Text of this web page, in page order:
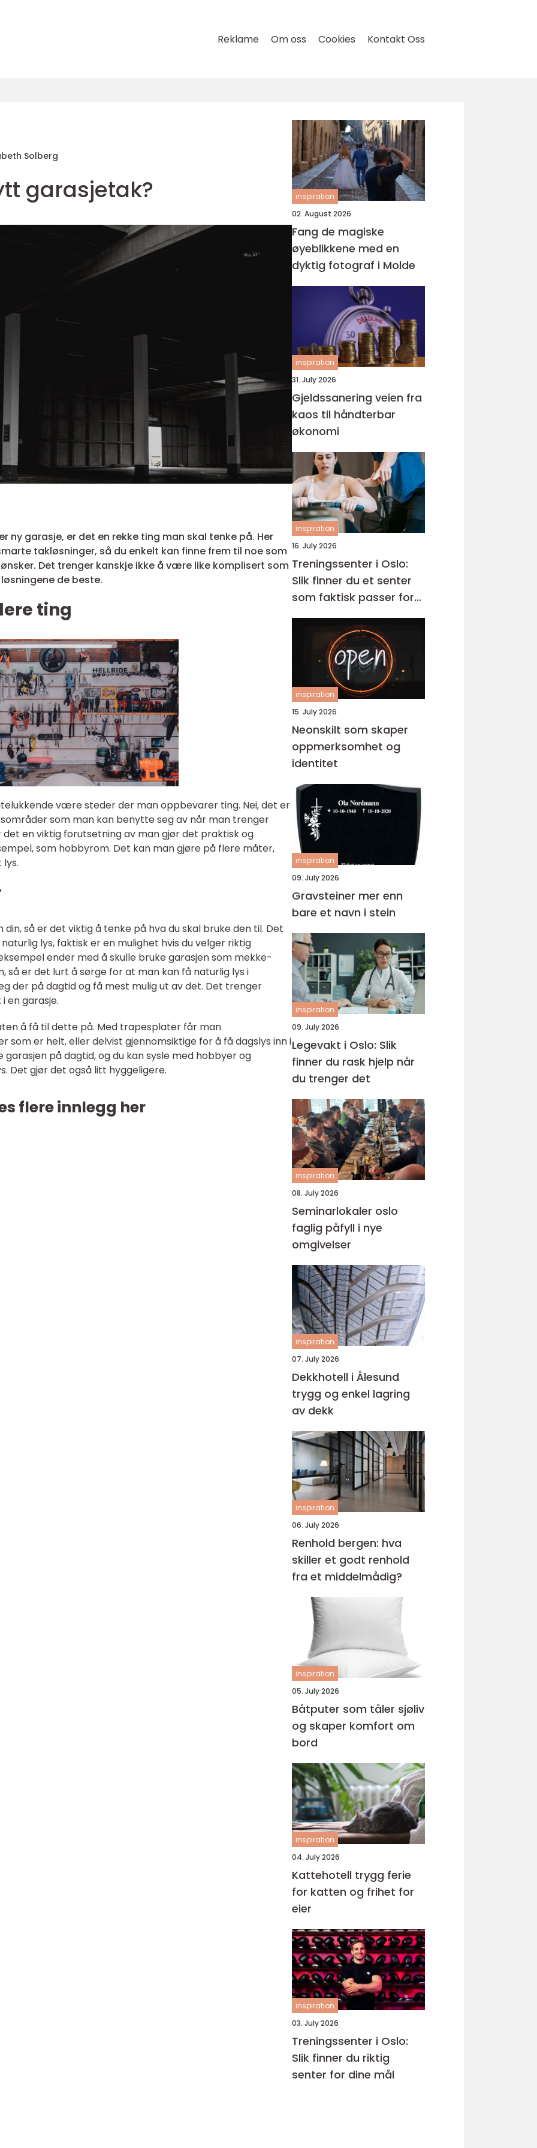
Reklame Om oss Cookies Kontakt Oss
Solberg
garasjetak?
ny garasje, er det en rekke ting man skal tenke på. Her
takløsninger, så du enkelt kan finne frem til noe som
Det trenger kanskje ikke å være like komplisert som
de beste.
ting
være steder der man oppbevarer ting. Nei, det er
som man kan benytte seg av når man trenger
en viktig forutsetning av man gjør det praktisk og
som hobbyrom. Det kan man gjøre på flere måter,
så er det viktig å tenke på hva du skal bruke den til. Det
lys, faktisk er en mulighet hvis du velger riktig
ender med å skulle bruke garasjen som mekke-
så er det lurt å sørge for at man kan få naturlig lys i
der på dagtid og få mest mulig ut av det. Det trenger
en garasje.
å få til dette på. Med trapesplater får man
som er helt, eller delvist gjennomsiktige for å få dagslys inn i
på dagtid, og du kan sysle med hobbyer og
Det gjør det også litt hyggeligere.
flere innlegg her
inspiration
02. August 2026
Fang de magiske
øyeblikkene med en
dyktig fotograf i Molde
inspiration
31. July 2026
Gjeldssanering veien fra
kaos til håndterbar
økonomi
inspiration
16. July 2026
Treningssenter i Oslo:
Slik finner du et senter
som faktisk passer for
deg
inspiration
15. July 2026
Neonskilt som skaper
oppmerksomhet og
identitet
inspiration
09. July 2026
Gravsteiner mer enn
bare et navn i stein
inspiration
09. July 2026
Legevakt i Oslo: Slik
finner du rask hjelp når
du trenger det
inspiration
08. July 2026
Seminarlokaler oslo
faglig påfyll i nye
omgivelser
inspiration
07. July 2026
Dekkhotell i Ålesund
trygg og enkel lagring
av dekk
inspiration
06. July 2026
Renhold bergen: hva
skiller et godt renhold
fra et middelmådig?
inspiration
05. July 2026
Båtputer som tåler sjøliv
og skaper komfort om
bord
inspiration
04. July 2026
Kattehotell trygg ferie
for katten og frihet for
eier
inspiration
03. July 2026
Treningssenter i Oslo:
Slik finner du riktig
senter for dine mål